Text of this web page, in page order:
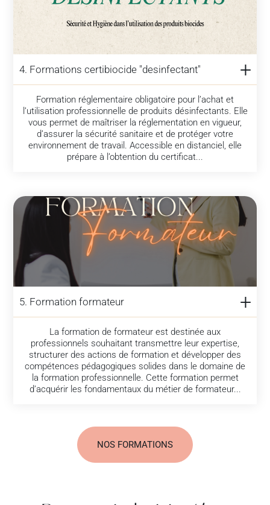
4. Formations certibiocide "desinfectant"
Formation réglementaire obligatoire pour l’achat et
l’utilisation professionnelle de produits désinfectants. Elle
vous permet de maîtriser la réglementation en vigueur,
d’assurer la sécurité sanitaire et de protéger votre
environnement de travail. Accessible en distanciel, elle
prépare à l’obtention du certificat...
5. Formation formateur
La formation de formateur est destinée aux
professionnels souhaitant transmettre leur expertise,
structurer des actions de formation et développer des
compétences pédagogiques solides dans le domaine de
la formation professionnelle. Cette formation permet
d’acquérir les fondamentaux du métier de formateur...
NOS FORMATIONS